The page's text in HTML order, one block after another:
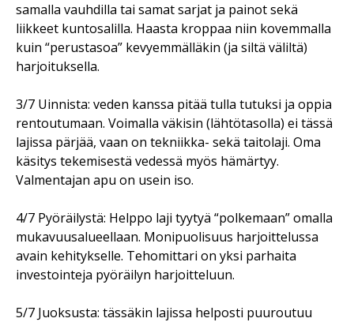
samalla vauhdilla tai samat sarjat ja painot sekä
liikkeet kuntosalilla. Haasta kroppaa niin kovemmalla
kuin “perustasoa” kevyemmälläkin (ja siltä väliltä)
harjoituksella.
3/7 Uinnista: veden kanssa pitää tulla tutuksi ja oppia
rentoutumaan. Voimalla väkisin (lähtötasolla) ei tässä
lajissa pärjää, vaan on tekniikka- sekä taitolaji. Oma
käsitys tekemisestä vedessä myös hämärtyy.
Valmentajan apu on usein iso.
4/7 Pyöräilystä: Helppo laji tyytyä “polkemaan” omalla
mukavuusalueellaan. Monipuolisuus harjoittelussa
avain kehitykselle. Tehomittari on yksi parhaita
investointeja pyöräilyn harjoitteluun.
5/7 Juoksusta: tässäkin lajissa helposti puuroutuu